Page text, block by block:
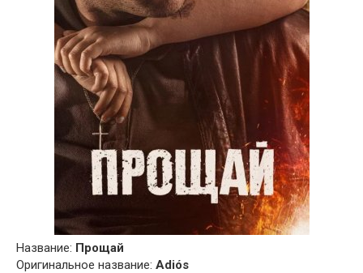
Название: Прощай
Оригинальное название: Adiós